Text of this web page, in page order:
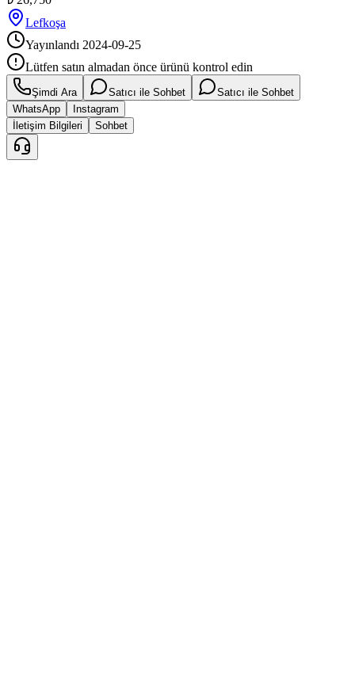
Lefkoşa
Yayınlandı 2024-09-25
Lütfen satın almadan önce ürünü kontrol edin
Şimdi Ara Satıcı ile Sohbet
Satıcı ile Sohbet
WhatsApp
Instagram
İletişim Bilgileri
Sohbet